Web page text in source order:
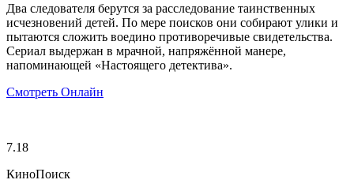
Два следователя берутся за расследование таинственных
исчезновений детей. По мере поисков они собирают улики и
пытаются сложить воедино противоречивые свидетельства.
Сериал выдержан в мрачной, напряжённой манере,
напоминающей «Настоящего детектива».
Смотреть Онлайн
7.18
КиноПоиск